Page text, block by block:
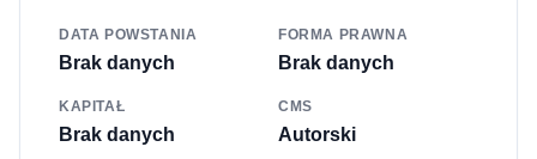
DATA POWSTANIA
Brak danych
FORMA PRAWNA
Brak danych
KAPITAŁ
Brak danych
CMS
Autorski